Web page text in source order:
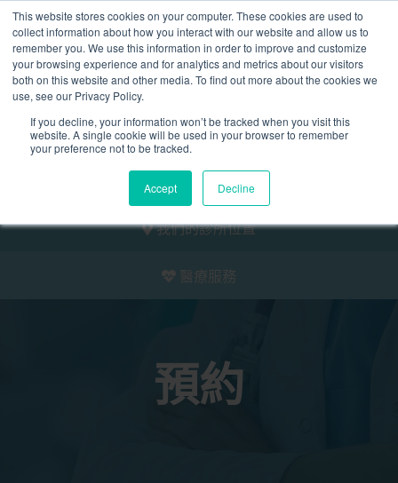
This website stores cookies on your computer. These cookies are used to
collect information about how you interact with our website and allow us to
remember you. We use this information in order to improve and customize
your browsing experience and for analytics and metrics about our visitors
both on this website and other media. To find out more about the cookies we
use, see our Privacy Policy.
If you decline, your information won’t be tracked when you visit this
website. A single cookie will be used in your browser to remember
your preference not to be tracked.
Accept Decline
2155 9055
預約
我們的診所位置
醫療服務
預約